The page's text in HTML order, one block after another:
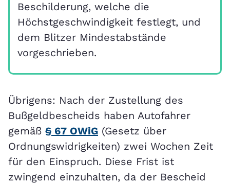
Beschilderung, welche die
Höchstgeschwindigkeit festlegt, und
dem Blitzer Mindestabstände
vorgeschrieben.
Übrigens: Nach der Zustellung des
Bußgeldbescheids haben Autofahrer
gemäß § 67 OWiG (Gesetz über
Ordnungswidrigkeiten) zwei Wochen Zeit
für den Einspruch. Diese Frist ist
zwingend einzuhalten, da der Bescheid